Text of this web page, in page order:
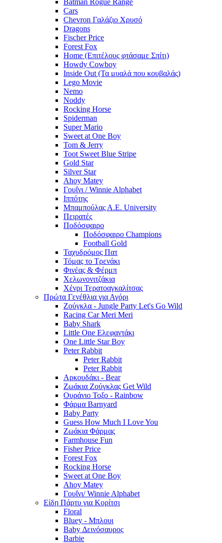
Batman Rogue Range
Cars
Chevron Γαλάζιο Χρυσό
Dragons
Fischer Price
Forest Fox
Home (Επιτέλους φτάσαμε Σπίτι)
Howdy Cowboy
Inside Out (Τα μυαλά που κουβαλάς)
Lego Movie
Nemo
Noddy
Rocking Horse
Spiderman
Super Mario
Sweet at One Boy
Tom & Jerry
Toot Sweet Blue Stripe
Gold Star
Silver Star
Ahoy Matey
Γουΐνι / Winnie Alphabet
Ιππότης
Μπαμπούλας Α.Ε. University
Πειρατές
Ποδόσφαιρο
Ποδόσφαιρο Champions
Football Gold
Ταχυδρόμος Πατ
Τόμας το Τρενάκι
Φινέας & Φέρμπ
Χελωνονιτζάκια
Χένρι Τερατοαγκαλίτσας
Πρώτα Γενέθλια για Αγόρι
Ζούγκλα - Jungle Party Let's Go Wild
Racing Car Meri Meri
Baby Shark
Little One Ελεφαντάκι
One Little Star Boy
Peter Rabbit
Peter Rabbit
Peter Rabbit
Αρκουδάκι - Bear
Ζωάκια Ζούγκλας Get Wild
Ουράνιο Τοξο - Rainbow
Φάρμα Barnyard
Baby Party
Guess How Much I Love You
Ζωάκια Φάρμας
Farmhouse Fun
Fisher Price
Forest Fox
Rocking Horse
Sweet at One Boy
Ahoy Matey
Γουΐνι/ Winnie Alphabet
Είδη Πάρτυ για Κορίτσι
Floral
Bluey - Μπλουι
Baby Δεινόσαυρος
Barbie